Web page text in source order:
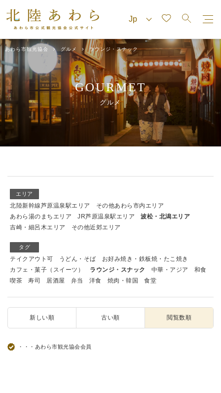
あわら市観光協会 グルメ ラウンジ・スナック
GOURMET
グルメ
エリア
北陸新幹線芦原温泉駅エリア
その他あわら市内エリア
あわら湯のまちエリア
JR芦原温泉駅エリア
波松・北潟エリア
吉崎・細呂木エリア
その他近郊エリア
タグ
テイクアウト可 うどん・そば
お好み焼き・鉄板焼・たこ焼き
カフェ・菓子（スイーツ）
ラウンジ・スナック 中華・アジア
和食
喫茶
寿司 居酒屋 弁当 洋食 焼肉・韓国 食堂
新しい順 古い順 閲覧数順
・・・あわら市観光協会会員